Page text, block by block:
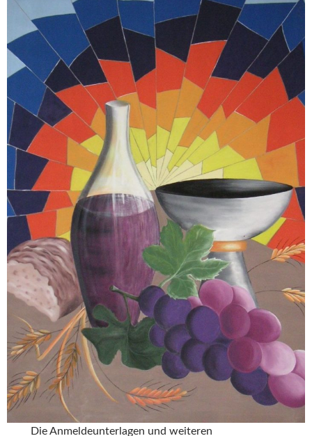
Die Anmeldeunterlagen und weiteren